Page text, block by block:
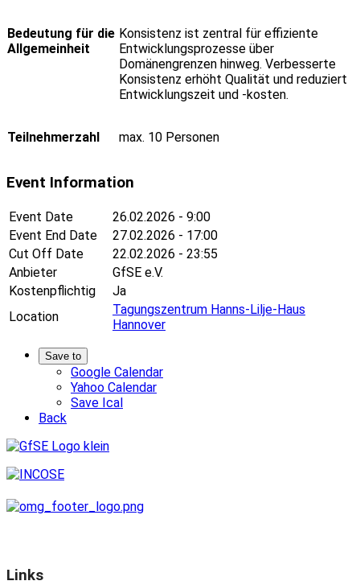
Bedeutung für die
Allgemeinheit
Konsistenz ist zentral für effiziente
Entwicklungsprozesse über
Domänengrenzen hinweg. Verbesserte
Konsistenz erhöht Qualität und reduziert
Entwicklungszeit und -kosten.
Teilnehmerzahl max. 10 Personen
Event Information
Event Date
26.02.2026 - 9:00
Event End Date
27.02.2026 - 17:00
Cut Off Date
22.02.2026 - 23:55
Anbieter
GfSE e.V.
Kostenpflichtig
Ja
Location
Tagungszentrum Hanns-Lilje-Haus
Hannover
Save to
Google Calendar
Yahoo Calendar
Save Ical
Back
Links